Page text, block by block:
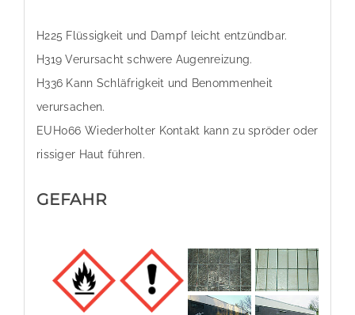
H225 Flüssigkeit und Dampf leicht entzündbar.
H319 Verursacht schwere Augenreizung.
H336 Kann Schläfrigkeit und Benommenheit
verursachen.
EUH066 Wiederholter Kontakt kann zu spröder oder
rissiger Haut führen.
GEFAHR